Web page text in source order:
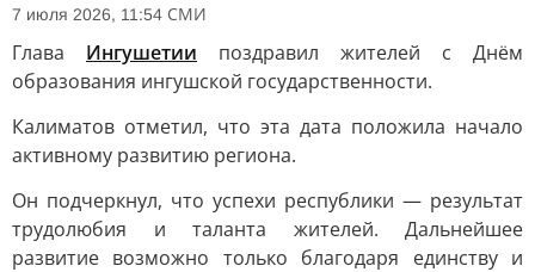
7 июля 2026, 11:54 СМИ
Глава Ингушетии поздравил жителей с Днём
образования ингушской государственности.
Калиматов отметил, что эта дата положила начало
активному развитию региона.
Он подчеркнул, что успехи республики — результат
трудолюбия и таланта жителей. Дальнейшее
развитие возможно только благодаря единству и